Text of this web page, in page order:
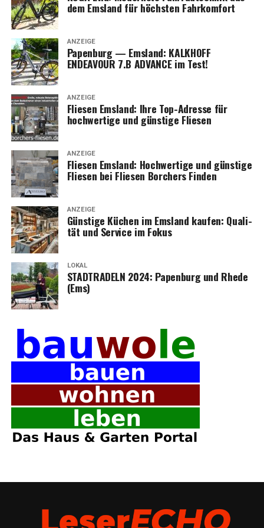
nung bis zur Aus­füh­rung – BauWoLe.de ist Ihr zuver­läs­
si­ger Partner.
dem Ems­land für höchs­ten Fahrkomfort
ANZEIGE
Papen­burg — Ems­land: KALKHOFF
ENDEAVOUR 7.B ADVANCE im Test!
ANZEIGE
Flie­sen Ems­land: Ihre Top-Adres­se für
hoch­wer­ti­ge und güns­ti­ge Fliesen
ANZEIGE
Flie­sen Ems­land: Hoch­wer­ti­ge und güns­ti­ge
Flie­sen bei Flie­sen Bor­chers Finden
ANZEIGE
Güns­ti­ge Küchen im Ems­land kau­fen: Qua­li­
tät und Ser­vice im Fokus
LOKAL
STADTRADELN 2024: Papen­burg und Rhe­de
(Ems)